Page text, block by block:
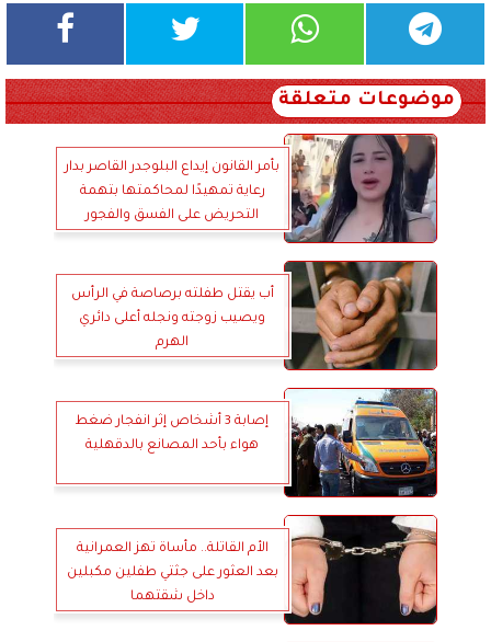
موضوعات متعلقة
بأمر القانون إيداع البلوجدر القاصر بدار
رعاية تمهيدًا لمحاكمتها بتهمة
التحريض على الفسق والفجور
أب يقتل طفلته برصاصة في الرأس
ويصيب زوجته ونجله أعلى دائري
الهرم
إصابة 3 أشخاص إثر انفجار ضغط
هواء بأحد المصانع بالدقهلية
الأم القاتلة.. مأساة تهز العمرانية
بعد العثور على جثتي طفلين مكبلين
داخل شقتهما